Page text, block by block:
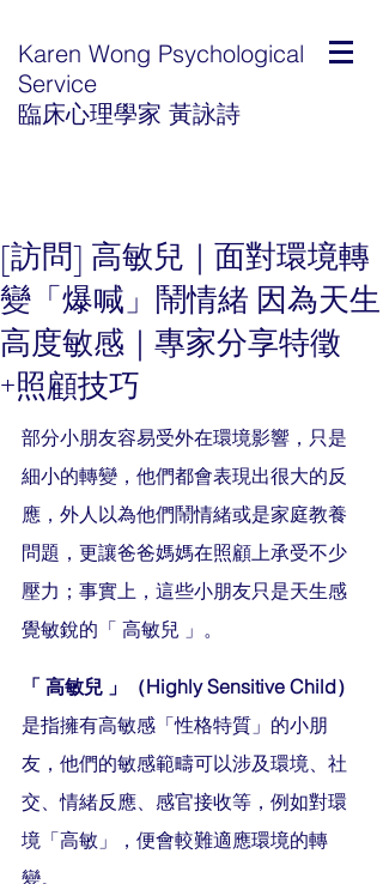
Karen Wong Psychological
Service
臨床心理學家 黃詠詩
[訪問] 高敏兒｜面對環境轉
變「爆喊」鬧情緒 因為天生
高度敏感｜專家分享特徵
+照顧技巧
部分小朋友容易受外在環境影響，只是
細小的轉變，他們都會表現出很大的反
應，外人以為他們鬧情緒或是家庭教養
問題，更讓爸爸媽媽在照顧上承受不少
壓力；事實上，這些小朋友只是天生感
覺敏銳的「 高敏兒 」。
「 高敏兒 」（Highly Sensitive Child）
是指擁有高敏感「性格特質」的小朋
友，他們的敏感範疇可以涉及環境、社
交、情緒反應、感官接收等，例如對環
境「高敏」，便會較難適應環境的轉
變。